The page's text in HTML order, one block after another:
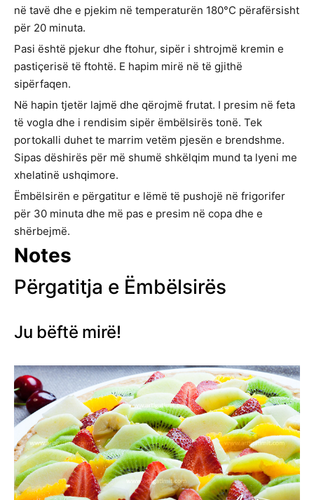
në tavë dhe e pjekim në temperaturën 180°C përafërsisht
për 20 minuta.
Pasi është pjekur dhe ftohur, sipër i shtrojmë kremin e
pastiçerisë të ftohtë. E hapim mirë në të gjithë
sipërfaqen.
Në hapin tjetër lajmë dhe qërojmë frutat. I presim në feta
të vogla dhe i rendisim sipër ëmbëlsirës tonë. Tek
portokalli duhet te marrim vetëm pjesën e brendshme.
Sipas dëshirës për më shumë shkëlqim mund ta lyeni me
xhelatinë ushqimore.
Ëmbëlsirën e përgatitur e lëmë të pushojë në frigorifer
për 30 minuta dhe më pas e presim në copa dhe e
shërbejmë.
Notes
Përgatitja e Ëmbëlsirës
Ju bëftë mirë!